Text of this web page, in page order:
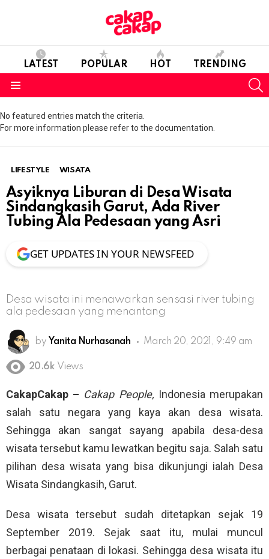
LATEST POPULAR HOT TRENDING
No featured entries match the criteria.
For more information please refer to the documentation.
LIFESTYLE WISATA
Asyiknya Liburan di Desa Wisata
Sindangkasih Garut, Ada River
Tubing Ala Pedesaan yang Asri
GET UPDATES IN YOUR NEWSFEED
Desa wisata ini menawarkan sensasi river tubing
ala pedesaan yang menantang
by Yanita Nurhasanah March 20, 2021, 9:49 am
20.6k Views
CakapCakap – Cakap People, Indonesia merupakan
salah satu negara yang kaya akan desa wisata.
Sehingga akan sangat sayang apabila desa-desa
wisata tersebut kamu lewatkan begitu saja. Salah satu
pilihan desa wisata yang bisa dikunjungi ialah Desa
Wisata Sindangkasih, Garut.
Desa wisata tersebut sudah ditetapkan sejak 19
September 2019. Sejak saat itu, mulai muncul
berbagai penataan di lokasi. Sehingga desa wisata itu